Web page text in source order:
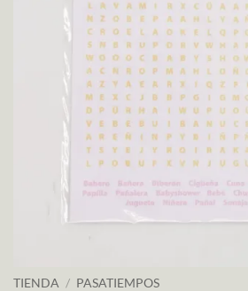
TIENDA / PASATIEMPOS